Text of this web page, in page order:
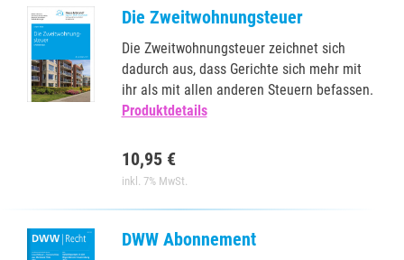
Die Zweitwohnungsteuer
Die Zweitwohnungsteuer zeichnet sich
dadurch aus, dass Gerichte sich mehr mit
ihr als mit allen anderen Steuern befassen.
Produktdetails
10,95 €
inkl. 7% MwSt.
DWW Abonnement